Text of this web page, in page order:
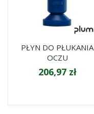
PŁYN DO PŁUKANIA
OCZU
206,97 zł